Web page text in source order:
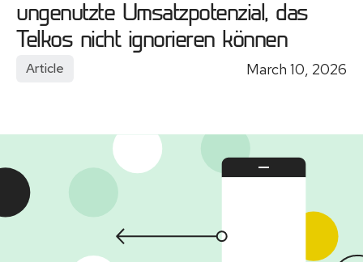
ungenutzte Umsatzpotenzial, das
Telkos nicht ignorieren können
Article March 10, 2026